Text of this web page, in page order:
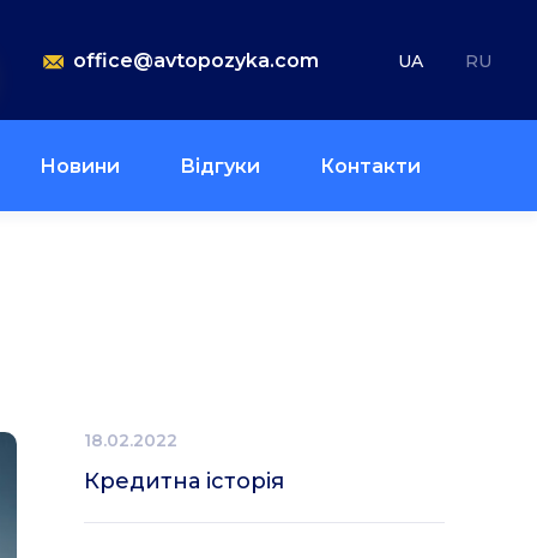
office@avtopozyka.com UA RU
Новини Відгуки Контакти
18.02.2022
Кредитна історія